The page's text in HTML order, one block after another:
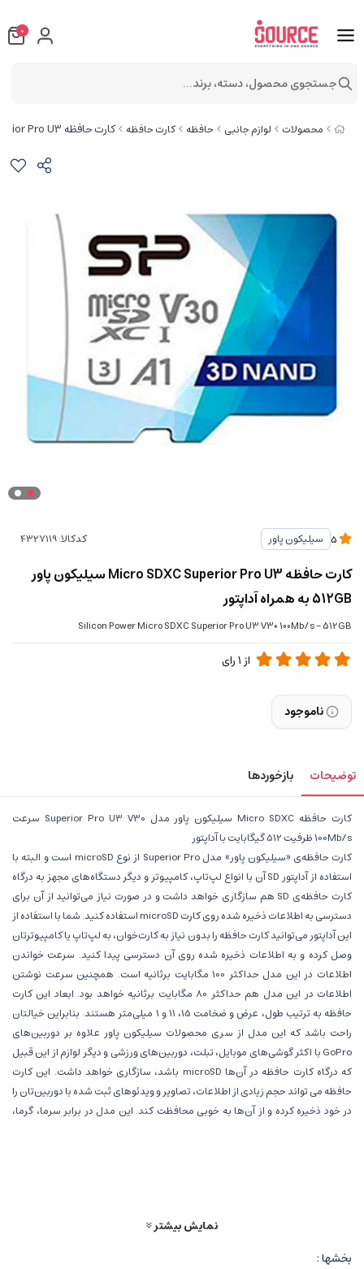
محصولات لوازم جانبی حافظه کارت حافظه کارت حافظه‌ Micro SDXC Superior Pro U3 سیلیکون پاور 512GB به همراه آداپتور
سیلیکون پاور کدکالا:
کارت حافظه‌ Micro SDXC Superior Pro U3 سیلیکون پاور
512GB به همراه آداپتور
Silicon Power Micro SDXC Superior Pro U3 V30 100Mb/s - 512GB
از 1رای
ناموجود
توضیحات بازخوردها
کارت حافظه‌ Micro SDXC سیلیکون پاور مدل Superior Pro U3 V30 سرعت
100Mb/s ظرفیت 512 گیگابایت با آداپتور
کارت حافظه‌ی «سیلیکون پاور» مدل Superior Pro از نوع microSD است و البته با
استفاده از آداپتور SD آن با انواع لپ‌تاپ، کامپیوتر و دیگر دستگاه‌های مجهز به درگاه
کارت حافظه‌ی SD هم سازگاری خواهد داشت و در صورت نیاز می‌‌توانید از آن برای
دسترسی به اطلاعات ذخیره شده روی کارت microSD استفاده کنید. شما با استفاده از
این آداپتور می‌توانید کارت حافظه را بدون نیاز به کارت‌خوان، به لپ‌تاپ یا کامپیوترتان
وصل کرده و به اطلاعات ذخیره شده روی آن دسترسی پیدا کنید. سرعت خواندن
اطلاعات در این مدل حداکثر 100 مگابایت برثانیه است. همچنین سرعت نوشتن
اطلاعات در این مدل هم حداکثر 80 مگابایت برثانیه خواهد بود. ابعاد این کارت
حافظه به ترتیب طول، عرض و ضخامت 15، 11 و 1 میلی‌متر هستند. بنابراین خیالتان
راحت باشد که این مدل از سری محصولات سیلیکون پاور علاوه بر دوربین‌های
GoPro با اکثر گوشی‌های موبایل، تبلت، دوربین‌های ورزشی و دیگر لوازم از این قبیل
که درگاه کارت حافظه در آن‌ها microSD باشد، سازگاری خواهد داشت. این کارت
حافظه‌‌ می تواند حجم زیادی از اطلاعات، تصاویر و ویدئوهای ثبت شده با دوربین‌تان را
در خود ذخیره کرده و از آن‌ها به خوبی محافظت کند. این مدل در برابر سرما، گرما،
دلیل در زمان استفاده از آن هیچ‌گونه لگ یا توقفی در کیفیت تصاویرتان ایجاد نخواهد
نمایش بیشتر
بخشها :
0
جستجوی محصول، دسته، برند...